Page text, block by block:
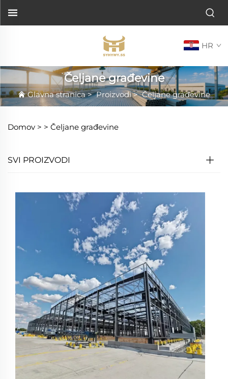
HR
Čeljane građevine
Glavna stranica>Proizvodi>Čeljane građevine
Domov > > Čeljane građevine
SVI PROIZVODI